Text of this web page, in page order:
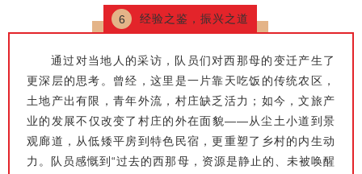
6 经验之鉴，振兴之道
通过对当地人的采访，队员们对西那母的变迁产生了
更深层的思考。曾经，这里是一片靠天吃饭的传统农区，
土地产出有限，青年外流，村庄缺乏活力；如今，文旅产
业的发展不仅改变了村庄的外在面貌——从尘土小道到景
观廊道，从低矮平房到特色民宿，更重塑了乡村的内生动
力。队员感慨到“过去的西那母，资源是静止的、未被唤醒